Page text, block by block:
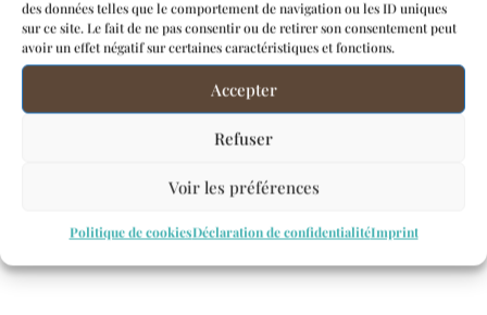
des données telles que le comportement de navigation ou les ID uniques
sur ce site. Le fait de ne pas consentir ou de retirer son consentement peut
avoir un effet négatif sur certaines caractéristiques et fonctions.
Accepter
Refuser
Voir les préférences
Politique de cookiesDéclaration de confidentialitéImprint